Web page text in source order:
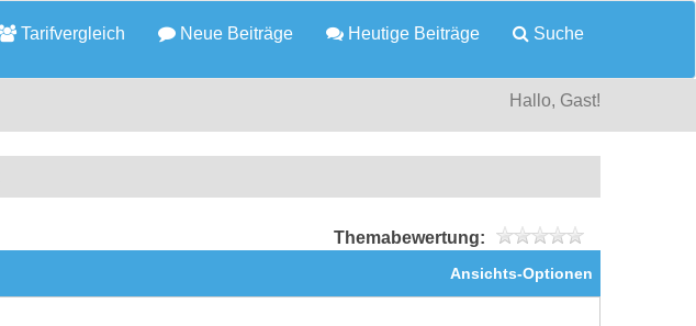
Tarifvergleich Neue Beiträge Heutige Beiträge Suche
Hallo, Gast!
Themabewertung:
Ansichts-Optionen